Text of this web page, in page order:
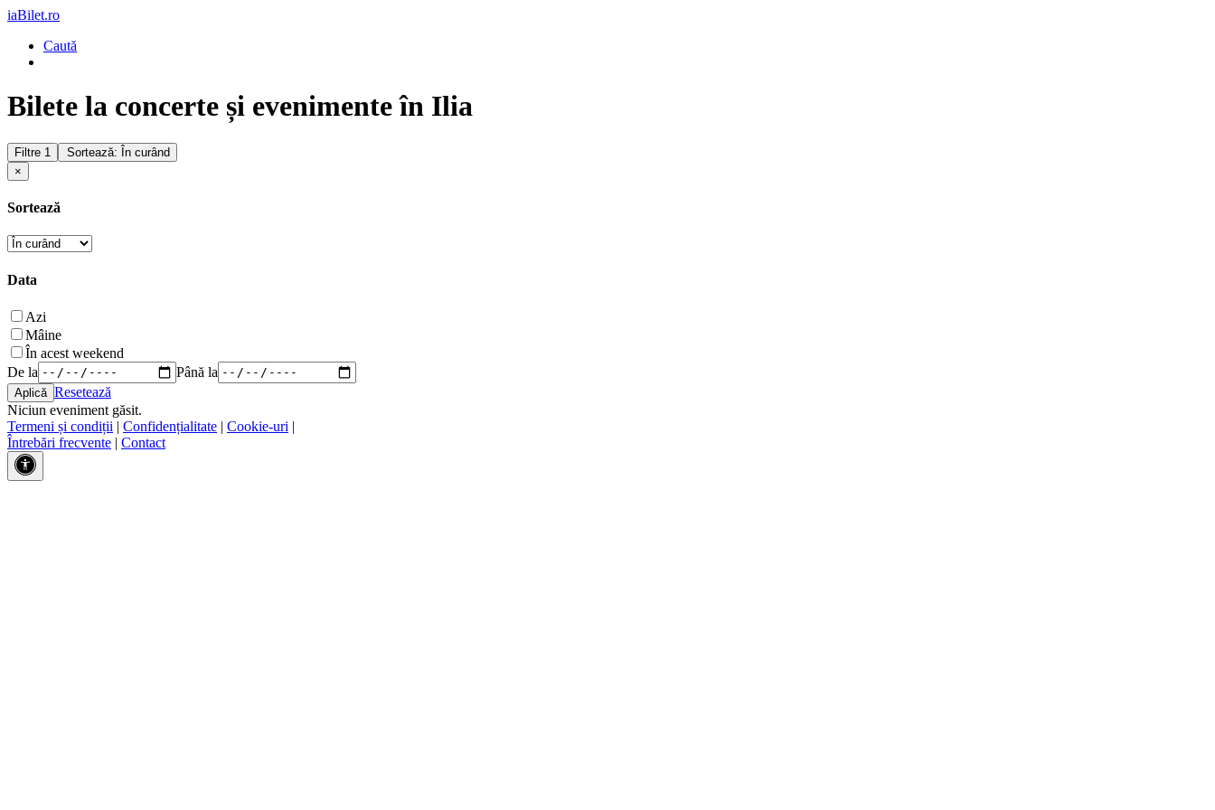
iaBilet.ro
Caută
Bilete la concerte și evenimente în Ilia
Filtre 1
Sortează: În curând
×
Sortează
Data
Azi
Mâine
În acest weekend
De la
Până la
Resetează
Niciun eveniment găsit.
Termeni și condiții | Confidențialitate | Cookie-uri |
Întrebări frecvente | Contact